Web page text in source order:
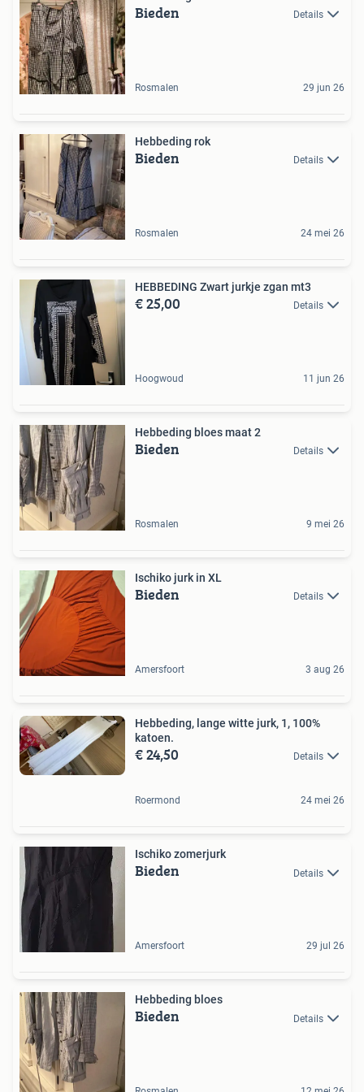
Bieden Details
Rosmalen 29 jun 26
Hebbeding rok
Bieden Details
Rosmalen 24 mei 26
HEBBEDING Zwart jurkje zgan mt3
€ 25,00 Details
Hoogwoud 11 jun 26
Hebbeding bloes maat 2
Bieden Details
Rosmalen 9 mei 26
Ischiko jurk in XL
Bieden Details
Amersfoort 3 aug 26
Hebbeding, lange witte jurk, 1, 100%
katoen.
€ 24,50 Details
Roermond 24 mei 26
Ischiko zomerjurk
Bieden Details
Amersfoort 29 jul 26
Hebbeding bloes
Bieden Details